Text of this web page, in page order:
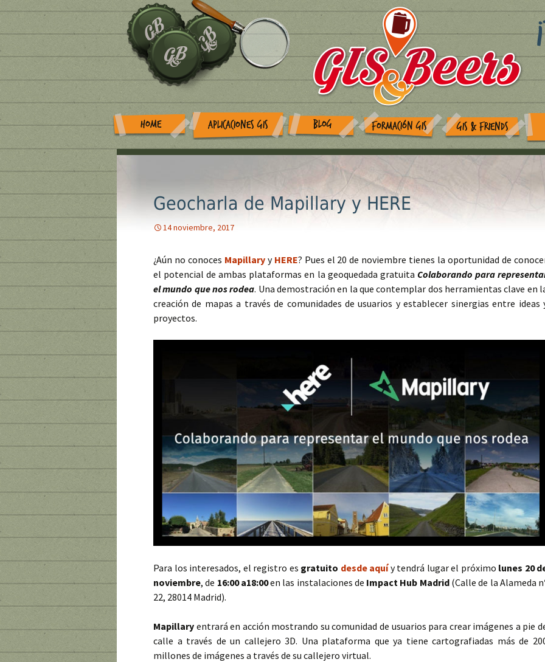
HOME APLICACIONES GIS BLOG FORMACIÓN GIS GIS & FRIENDS
Geocharla de Mapillary y HERE
14 noviembre, 2017
¿Aún no conoces Mapillaryy HERE? Pues el 20 de noviembre tienes la oportunidad de
el potencial de ambas plataformas en la geoquedada gratuita Colaborando para
el mundo que nos rodea. Una demostración en la que contemplar dos herramientas clave en
creación de mapas a través de comunidades de usuarios y establecer sinergias entre ideas
proyectos.
Para los interesados, el registro es gratuito desde aquíy tendrá lugar el próximo lunes 20
noviembre, de 16:00 a18:00en las instalaciones de Impact Hub Madrid(Calle de la Alameda
22, 28014 Madrid).
Mapillary entrará en acción mostrando su comunidad de usuarios para crear imágenes a pie
calle a través de un callejero 3D. Una plataforma que ya tiene cartografiadas más de
millones de imágenes a través de su callejero virtual.